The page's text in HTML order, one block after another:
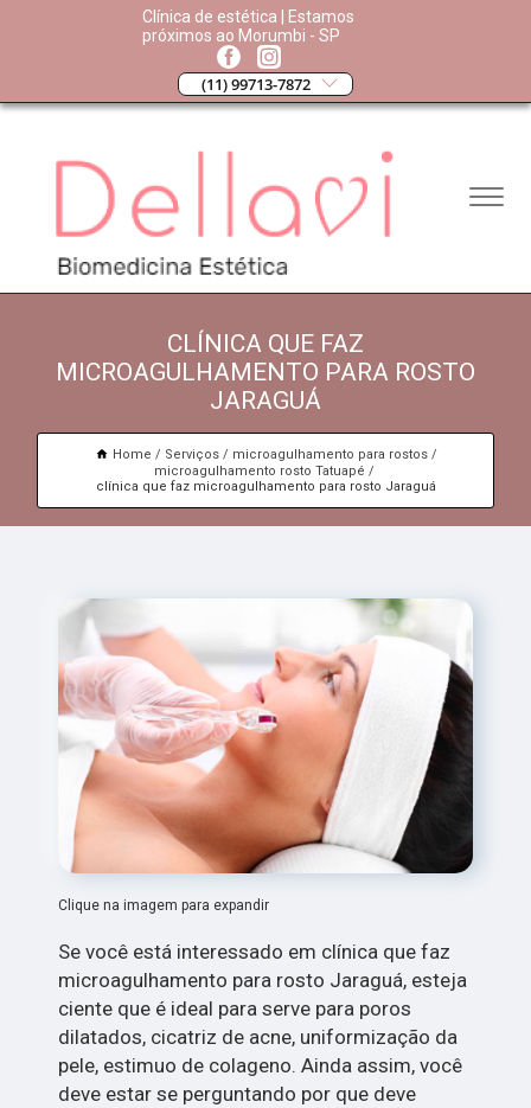
Clínica de estética | Estamos
próximos ao Morumbi - SP
(11) 99713-7872
CLÍNICA QUE FAZ
MICROAGULHAMENTO PARA ROSTO
JARAGUÁ
Home Serviços
microagulhamento para rostos
microagulhamento rosto Tatuapé
clínica que faz microagulhamento para rosto Jaraguá
Clique na imagem para expandir
Se você está interessado em clínica que faz
microagulhamento para rosto Jaraguá, esteja
ciente que é ideal para serve para poros
dilatados, cicatriz de acne, uniformização da
pele, estimuo de colageno. Ainda assim, você
deve estar se perguntando por que deve